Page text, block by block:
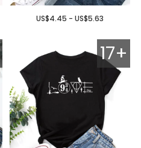
US$4.45 - US$5.63
17+